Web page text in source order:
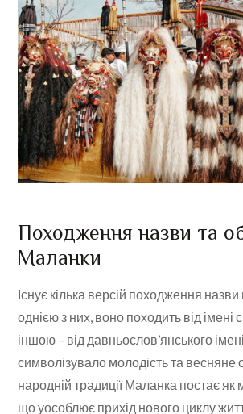
Походження назви та
Маланки
Існує кілька версій походження
однією з них, воно походить від імені
іншою – від давньослов’янського
символізувало молодість та весняне
народній традиції Маланка постає як
що уособлює прихід нового циклу